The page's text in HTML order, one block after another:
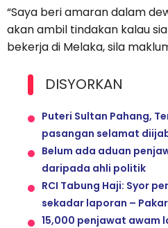
“Saya beri amaran dalam
akan ambil tindakan kalau
bekerja di Melaka, sila
DISYORKAN
Puteri Sultan Pahang,
pasangan selamat
Belum ada aduan
daripada ahli politik
RCI Tabung Haji: Syor
sekadar laporan – Pakar
15,000 penjawat awam